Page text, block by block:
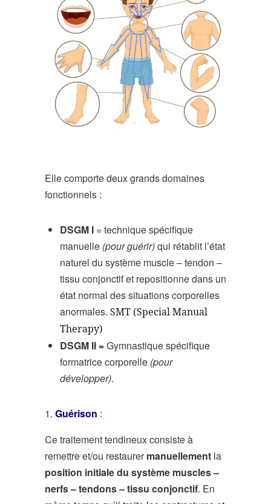
Elle comporte deux grands domaines
fonctionnels :
DSGM I = technique spécifique
manuelle (pour guérir)qui rétablit l’état
naturel du système muscle – tendon –
tissu conjonctif et repositionne dans un
état normal des situations corporelles
anormales. SMT (Special Manual
Therapy)
DSGM II =Gymnastique spécifique
formatrice corporelle (pour
développer).
1. Guérison :
Ce traitement tendineux consiste à
remettre et/ou restaurermanuellement la
position initiale du système muscles –
nerfs – tendons – tissu conjonctif. En